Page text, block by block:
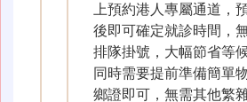
上預約港人專屬通道，
後即可確定就診時間，
排隊掛號，大幅節省等候
同時需要提前準備簡單
鄉證即可，無需其他繁